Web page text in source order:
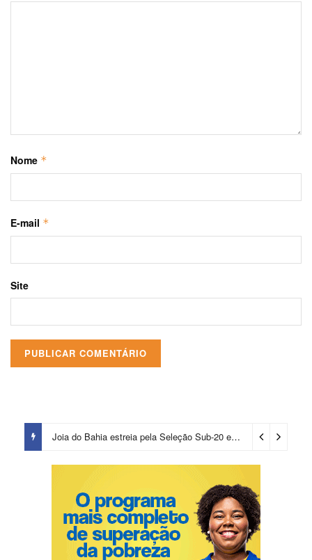
Nome *
E-mail *
Site
Joia do Bahia estreia pela Seleção Sub-20 e chama atenção de comissão de Ancelotti